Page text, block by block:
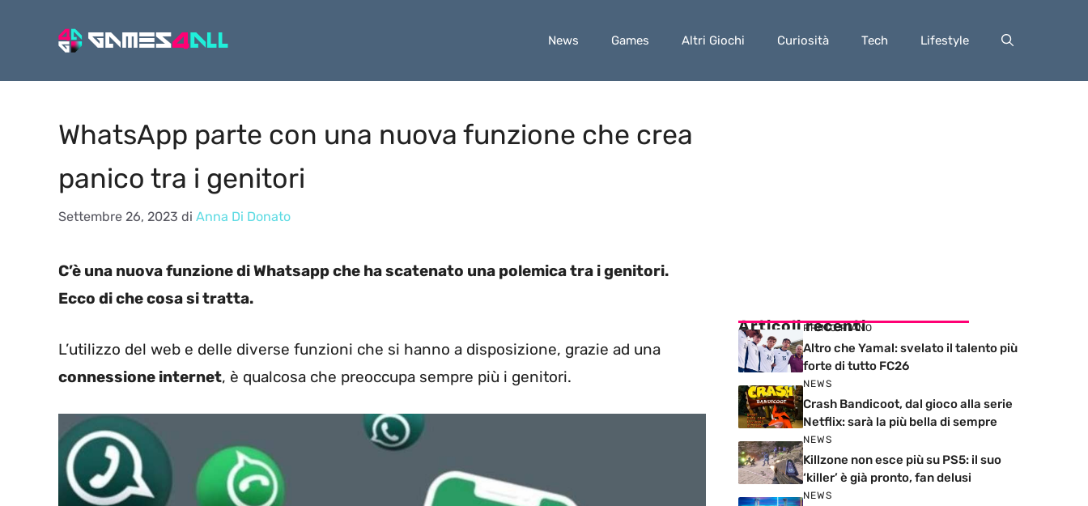
News Games Altri Giochi Curiosità Tech Lifestyle
WhatsApp parte con una nuova funzione che crea
panico tra i genitori
Settembre 26, 2023 di Anna Di Donato
C’è una nuova funzione di Whatsapp che ha scatenato una polemica tra i genitori.
Ecco di che cosa si tratta.
L’utilizzo del web e delle diverse funzioni che si hanno a disposizione, grazie ad una
connessione internet, è qualcosa che preoccupa sempre più i genitori.
Articoli recenti
PRIMO PIANO
Altro che Yamal: svelato il talento più
forte di tutto FC26
NEWS
Crash Bandicoot, dal gioco alla serie
Netflix: sarà la più bella di sempre
NEWS
Killzone non esce più su PS5: il suo
‘killer’ è già pronto, fan delusi
NEWS